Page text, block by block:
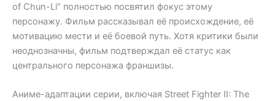
of Chun-Li” полностью посвятил фокус этому
персонажу. Фильм рассказывал её происхождение, её
мотивацию мести и её боевой путь. Хотя критики были
неоднозначны, фильм подтверждал её статус как
центрального персонажа франшизы.
Аниме-адаптации серии, включая Street Fighter II: The